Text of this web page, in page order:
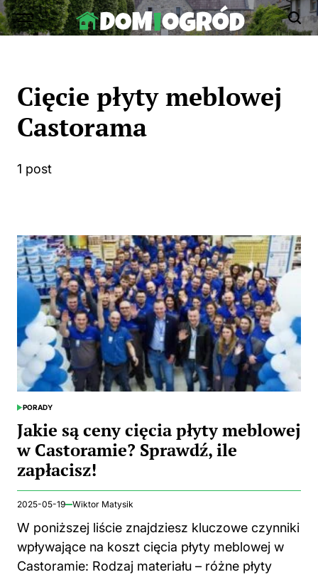
Skip
to
Cięcie płyty meblowej
Castorama
1 post
POSTED
PORADY
Jakie są ceny cięcia płyty meblowej
w Castoramie? Sprawdź, ile
zapłacisz!
2025-05-19 Wiktor Matysik
W poniższej liście znajdziesz kluczowe czynniki
wpływające na koszt cięcia płyty meblowej w
Castoramie: Rodzaj materiału – różne płyty